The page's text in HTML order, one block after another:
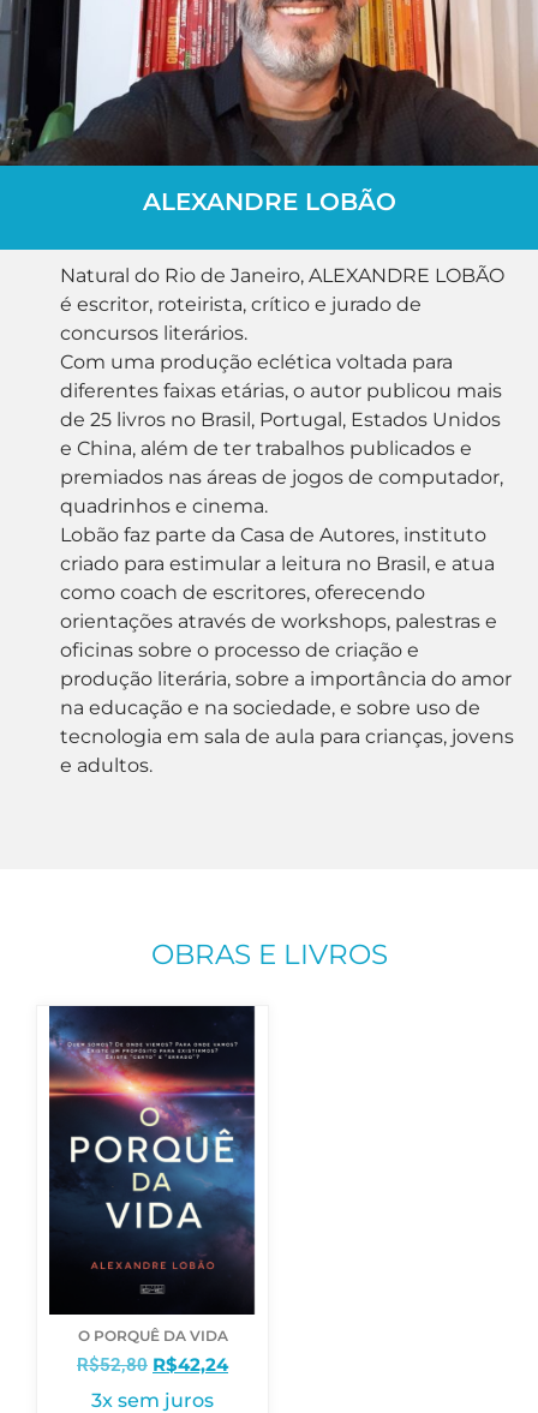
ALEXANDRE LOBÃO
Natural do Rio de Janeiro, ALEXANDRE LOBÃO
é escritor, roteirista, crítico e jurado de
concursos literários.
Com uma produção eclética voltada para
diferentes faixas etárias, o autor publicou mais
de 25 livros no Brasil, Portugal, Estados Unidos
e China, além de ter trabalhos publicados e
premiados nas áreas de jogos de computador,
quadrinhos e cinema.
Lobão faz parte da Casa de Autores, instituto
criado para estimular a leitura no Brasil, e atua
como coach de escritores, oferecendo
orientações através de workshops, palestras e
oficinas sobre o processo de criação e
produção literária, sobre a importância do amor
na educação e na sociedade, e sobre uso de
tecnologia em sala de aula para crianças, jovens
e adultos.
OBRAS E LIVROS
O PORQUÊ DA VIDA
R$52,80 R$42,24
3x sem juros